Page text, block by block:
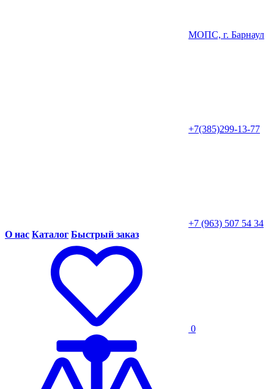
МОПС, г. Барнаул
+7(385)299-13-77
+7 (963) 507 54 34
О нас Каталог Быстрый заказ
0